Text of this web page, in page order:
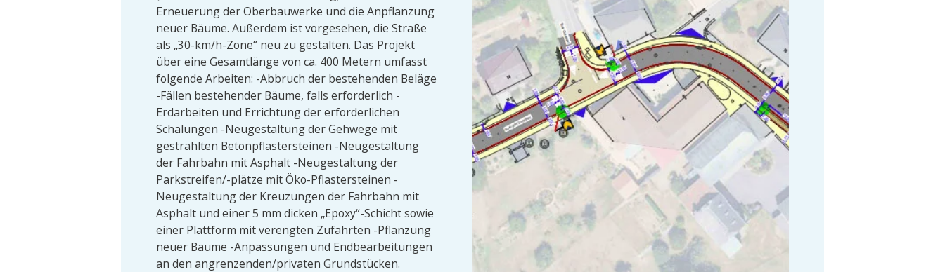
Erneuerung der Oberbauwerke und die Anpflanzung
neuer Bäume. Außerdem ist vorgesehen, die Straße
als „30-km/h-Zone“ neu zu gestalten. Das Projekt
über eine Gesamtlänge von ca. 400 Metern umfasst
folgende Arbeiten: -Abbruch der bestehenden Beläge
-Fällen bestehender Bäume, falls erforderlich -
Erdarbeiten und Errichtung der erforderlichen
Schalungen -Neugestaltung der Gehwege mit
gestrahlten Betonpflastersteinen -Neugestaltung
der Fahrbahn mit Asphalt -Neugestaltung der
Parkstreifen/-plätze mit Öko-Pflastersteinen -
Neugestaltung der Kreuzungen der Fahrbahn mit
Asphalt und einer 5 mm dicken „Epoxy“-Schicht sowie
einer Plattform mit verengten Zufahrten -Pflanzung
neuer Bäume -Anpassungen und Endbearbeitungen
an den angrenzenden/privaten Grundstücken.